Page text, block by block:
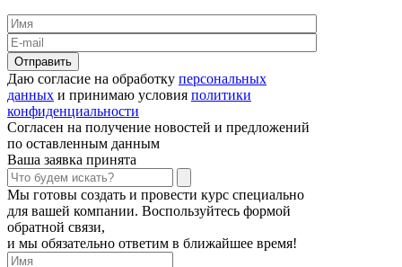
Отправить
Даю согласие на обработку персональных
данных и принимаю условия политики
конфиденциальности
Согласен на получение новостей и предложений
по оставленным данным
Ваша заявка принята
Мы готовы создать и провести курс специально
для вашей компании. Воспользуйтесь формой
обратной связи,
и мы обязательно ответим в ближайшее время!